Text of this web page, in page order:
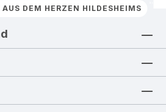
DEM HERZEN HILDESHEIMS